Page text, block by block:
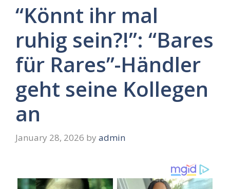
“Könnt ihr mal
ruhig sein?!”: “Bares
für Rares”-Händler
geht seine Kollegen
an
January 28, 2026 by admin